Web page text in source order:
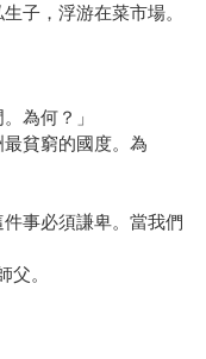
子，浮游在菜市場。
為何？」
最貧窮的國度。為
事必須謙卑。當我們
。